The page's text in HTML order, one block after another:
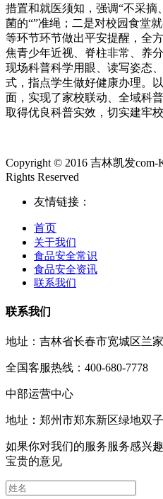
措置和就医须知，强调“不采摘
菌的“”准绳；二是对校园食堂
等环节环节做出平安提醒，全
焦青少年近视、脊柱非常、养
现场科普科学用眼、读写姿态
式，指点学生做好健康办理。
面，实现了家校联动、全域科
取得优良科普实效，切实建牢校
Copyright © 2016 吉林凯发
Rights Reserved
友情链接：
首页
关于我们
食品安全常识
食品安全资讯
联系我们
联系我们
地址：吉林省长春市宽城区兰
全国客服热线：400-680-7778
中部运营中心
地址：郑州市郑东新区绿地双
如果你对我们的服务服务感兴
宝贵的意见